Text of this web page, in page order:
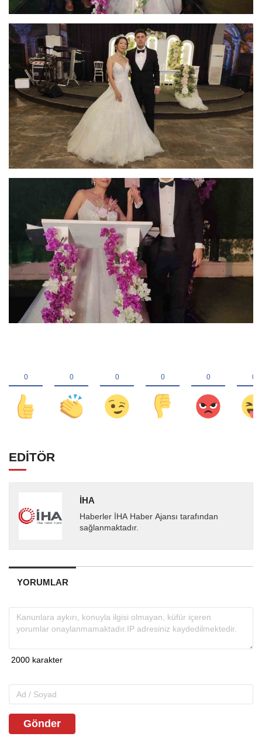
EDİTÖR
İHA
Haberler İHA Haber Ajansı tarafından
sağlanmaktadır.
YORUMLAR
Gönder